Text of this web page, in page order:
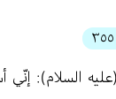
٣٥٥
السلام): إنّي